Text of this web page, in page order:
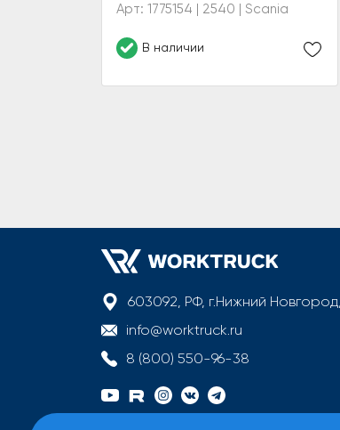
Арт: 1775154 | 2540 | Scania
В наличии
603092, РФ, г.Нижний
info@worktruck.ru
8 (800) 550-96-38